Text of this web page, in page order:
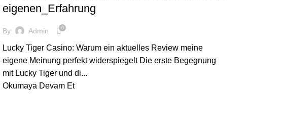
eigenen_Erfahrung
By Admin 0
Lucky Tiger Casino: Warum ein aktuelles Review meine
eigene Meinung perfekt widerspiegelt Die erste Begegnung
mit Lucky Tiger und di...
Okumaya Devam Et